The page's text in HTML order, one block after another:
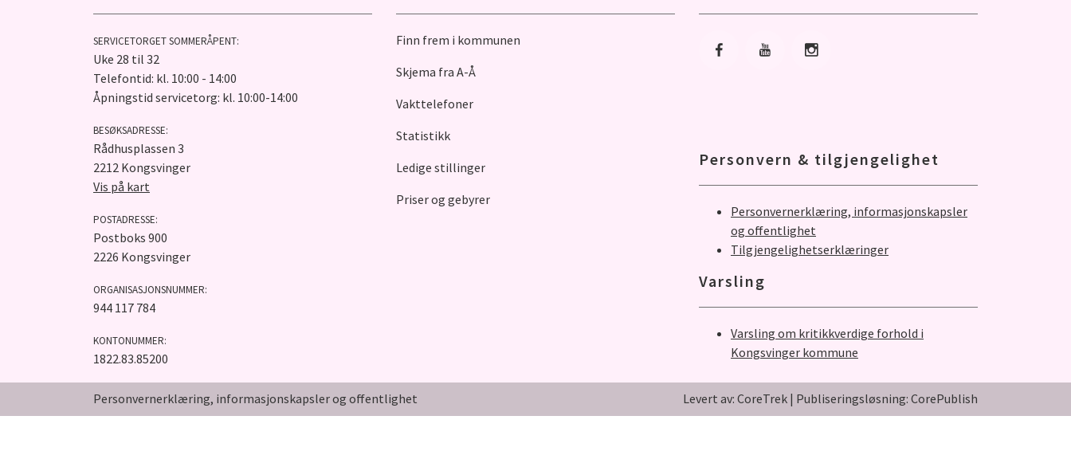
SERVICETORGET SOMMERÅPENT:
Uke 28 til 32
Telefontid: kl. 10:00 - 14:00
Åpningstid servicetorg: kl. 10:00-14:00
BESØKSADRESSE:
Rådhusplassen 3
2212 Kongsvinger
Vis på kart
POSTADRESSE:
Postboks 900
2226 Kongsvinger
ORGANISASJONSNUMMER:
944 117 784
KONTONUMMER:
1822.83.85200
Finn frem i kommunen
Skjema fra A-Å
Vakttelefoner
Statistikk
Ledige stillinger
Priser og gebyrer
Gå til Facebook
Gå til YoutubeGå til Instagram
Personvern & tilgjengelighet
Personvernerklæring, informasjonskapsler
og offentlighet
Tilgjengelighetserklæringer
Varsling
Varsling om kritikkverdige forhold i
Kongsvinger kommune
Personvernerklæring, informasjonskapsler og offentlighet Levert av: CoreTrek | Publiseringsløsning: CorePublish